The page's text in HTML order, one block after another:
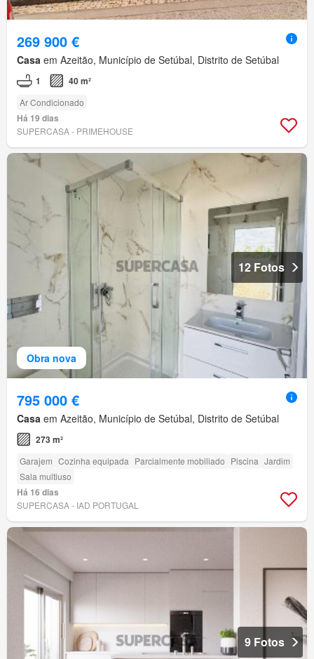
269 900 €
Casa em Azeitão, Município de Setúbal, Distrito de Setúbal
1 40 m²
Ar Condicionado
Há 19 dias
SUPERCASA - PRIMEHOUSE
Obra nova
12 Fotos
795 000 €
Casa em Azeitão, Município de Setúbal, Distrito de Setúbal
273 m²
Garajem Cozinha equipada Parcialmente mobiliado Piscina Jardim
Sala multiuso
Há 16 dias
SUPERCASA - IAD PORTUGAL
9 Fotos